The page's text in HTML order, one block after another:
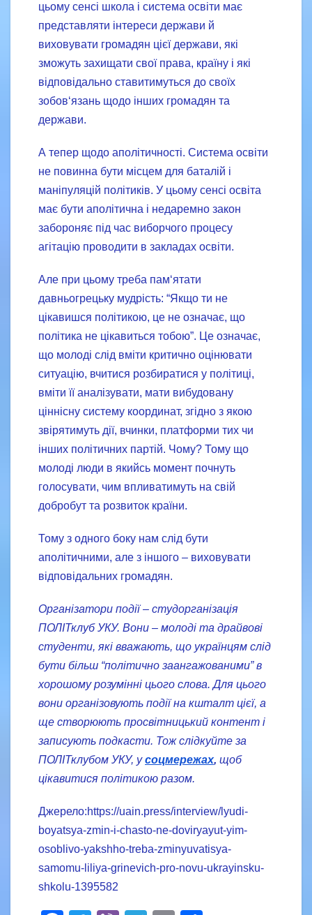
цьому сенсі школа і система освіти має
представляти інтереси держави й
виховувати громадян цієї держави, які
зможуть захищати свої права, країну і які
відповідально ставитимуться до своїх
зобов‘язань щодо інших громадян та
держави.
А тепер щодо аполітичності. Система освіти
не повинна бути місцем для баталій і
маніпуляцій політиків. У цьому сенсі освіта
має бути аполітична і недаремно закон
забороняє під час виборчого процесу
агітацію проводити в закладах освіти.
Але при цьому треба пам‘ятати
давньогрецьку мудрість: “Якщо ти не
цікавишся політикою, це не означає, що
політика не цікавиться тобою”. Це означає,
що молоді слід вміти критично оцінювати
ситуацію, вчитися розбиратися у політиці,
вміти її аналізувати, мати вибудовану
ціннісну систему координат, згідно з якою
звірятимуть дії, вчинки, платформи тих чи
інших політичних партій. Чому? Тому що
молоді люди в якийсь момент почнуть
голосувати, чим впливатимуть на свій
добробут та розвиток країни.
Тому з одного боку нам слід бути
аполітичними, але з іншого – виховувати
відповідальних громадян.
Організатори події – студорганізація
ПОЛІТклуб УКУ. Вони – молоді та драйвові
студенти, які вважають, що українцям слід
бути більш “політично заангажованими” в
хорошому розумінні цього слова. Для цього
вони організовують події на кшталт цієї, а
ще створюють просвітницький контент і
записують подкасти. Тож слідкуйте за
ПОЛІТклубом УКУ, у соцмережах, щоб
цікавитися політикою разом.
Джерело:https://uain.press/interview/lyudi-
boyatsya-zmin-i-chasto-ne-doviryayut-yim-
osoblivo-yakshho-treba-zminyuvatisya-
samomu-liliya-grinevich-pro-novu-ukrayinsku-
shkolu-1395582